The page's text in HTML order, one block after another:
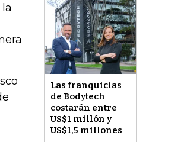
Las franquicias
de Bodytech
costarán entre
US$1 millón y
US$1,5 millones